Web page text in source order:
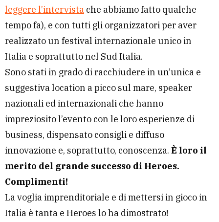
leggere l’intervista che abbiamo fatto qualche
tempo fa), e con tutti gli organizzatori per aver
realizzato un festival internazionale unico in
Italia e soprattutto nel Sud Italia.
Sono stati in grado di racchiudere in un’unica e
suggestiva location a picco sul mare, speaker
nazionali ed internazionali che hanno
impreziosito l’evento con le loro esperienze di
business, dispensato consigli e diffuso
innovazione e, soprattutto, conoscenza. È loro il
merito del grande successo di Heroes.
Complimenti!
La voglia imprenditoriale e di mettersi in gioco in
Italia è tanta e Heroes lo ha dimostrato!